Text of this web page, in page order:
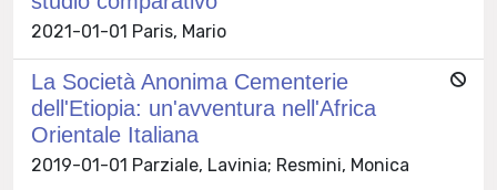
2021-01-01 Paris, Mario
La Società Anonima Cementerie
dell'Etiopia: un'avventura nell'Africa
Orientale Italiana
2019-01-01 Parziale, Lavinia; Resmini, Monica